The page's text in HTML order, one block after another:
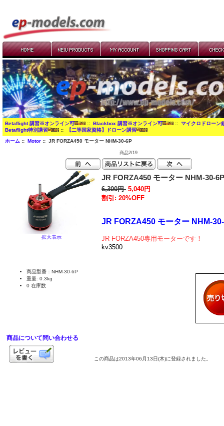
Betaflight 講習※オンライン可 :: Blackbox 講習※オンライン可 :: マイクロドローン
Betaflight特別講習
:: 【二等国家資格】ドローン講習
ホーム:: Motor:: JR FORZA450 モーター NHM-30-6P
商品2/19
拡大表示
JR FORZA450 モーター NHM-30-6P
6,300円 5,040円
割引: 20%OFF
JR FORZA450 モーター NHM-
JR FORZA450専用 モーターです！
kv3500
商品型番：NHM-30-6P
重量: 0.3kg
0 在庫数
商品について問い合わせる
この商品は2013年06月13日(木)に登録されました。